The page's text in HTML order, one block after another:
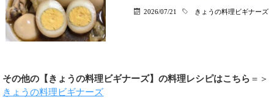
2026/07/21 きょうの料理ビギナーズ
その他の【きょうの料理ビギナーズ】の料理レシピはこちら ＝＞
きょうの料理ビギナーズ